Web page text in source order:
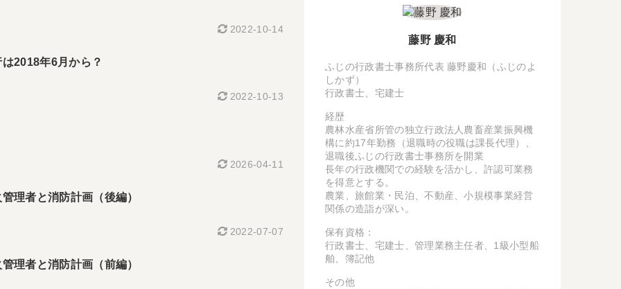
2022-10-14
2018年6月から？
2022-10-13
2026-04-11
者と消防計画（後編）
2022-07-07
者と消防計画（前編）
藤野 慶和
ふじの行政書士事務所代表 藤野慶和（ふじのよ
しかず）
行政書士、宅建士
経歴
農林水産省所管の独立行政法人農畜産業振興機
構に約17年勤務（退職時の役職は課長代理）、
退職後ふじの行政書士事務所を開業
長年の行政機関での経験を活かし、許認可業務
を得意とする。
農業、旅館業・民泊、不動産、小規模事業経営
関係の造詣が深い。
保有資格：
行政書士、宅建士、管理業務主任者、1級小型船
舶、簿記他
その他